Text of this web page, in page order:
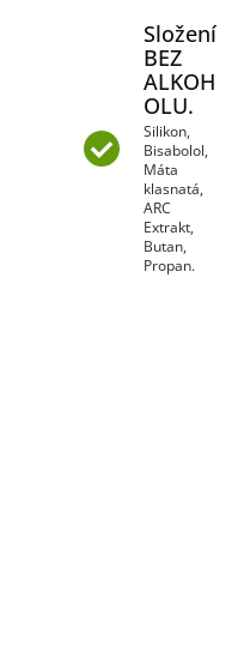
Složení
BEZ
ALKOH
OLU.
Silikon,
Bisabolol,
Máta
klasnatá,
ARC
Extrakt,
Butan,
Propan.